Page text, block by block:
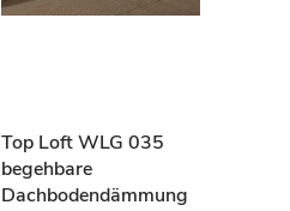
Top Loft WLG 035
begehbare
Dachbodendämmung